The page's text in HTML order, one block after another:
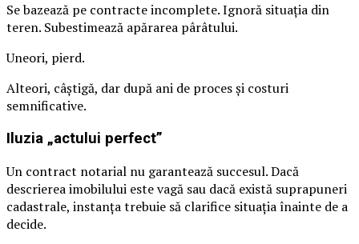
Se bazează pe contracte incomplete. Ignoră situația din
teren. Subestimează apărarea pârâtului.
Uneori, pierd.
Alteori, câștigă, dar după ani de proces și costuri
semnificative.
Iluzia „actului perfect”
Un contract notarial nu garantează succesul. Dacă
descrierea imobilului este vagă sau dacă există suprapuneri
cadastrale, instanța trebuie să clarifice situația înainte de a
decide.